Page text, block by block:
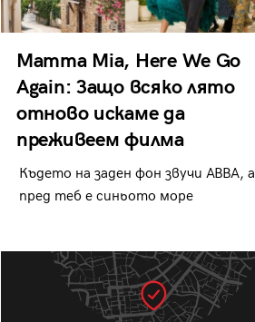
Mamma Mia, Here We Go
Again: Защо всяко лято
отново искаме да
преживеем филма
Където на заден фон звучи ABBA, а
пред теб е синьото море